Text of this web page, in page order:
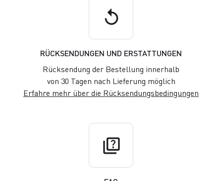
replay
RÜCKSENDUNGEN UND ERSTATTUNGEN
Rücksendung der Bestellung innerhalb
von 30 Tagen nach Lieferung möglich
Erfahre mehr über die Rücksendungsbedingungen
quiz